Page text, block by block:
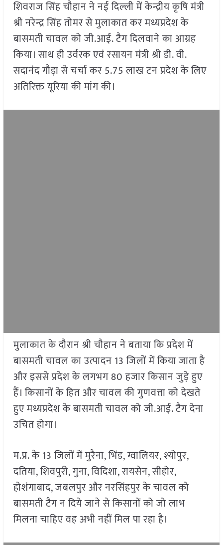
शिवराज सिंह चौहान ने नई दिल्ली में केन्द्रीय कृषि मंत्री
श्री नरेन्द्र सिंह तोमर से मुलाकात कर मध्यप्रदेश के
बासमती चावल को जी.आई. टैग दिलवाने का आग्रह
किया। साथ ही उर्वरक एवं रसायन मंत्री श्री डी. वी.
सदानंद गौड़ा से चर्चा कर 5.75 लाख टन प्रदेश के लिए
अतिरिक्त यूरिया की मांग की।
मुलाकात के दौरान श्री चौहान ने बताया कि प्रदेश में
बासमती चावल का उत्पादन 13 जिलों में किया जाता है
और इससे प्रदेश के लगभग 80 हजार किसान जुड़े हुए
हैं। किसानों के हित और चावल की गुणवत्ता को देखते
हुए मध्यप्रदेश के बासमती चावल को जी.आई. टैग देना
उचित होगा।
म.प्र. के 13 जिलों में मुरैना, भिंड, ग्वालियर, श्योपुर,
दतिया, शिवपुरी, गुना, विदिशा, रायसेन, सीहोर,
होशंगाबाद, जबलपुर और नरसिंहपुर के चावल को
बासमती टैग न दिये जाने से किसानों को जो लाभ
मिलना चाहिए वह अभी नहीं मिल पा रहा है।